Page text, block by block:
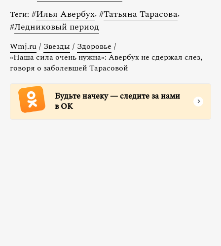
Теги: #Илья Авербух, #Татьяна Тарасова,
#Ледниковый период
Wmj.ru / Звезды / Здоровье /
«Наша сила очень нужна»: Авербух не сдержал слез,
говоря о заболевшей Тарасовой
Будьте начеку — следите за нами
в ОК